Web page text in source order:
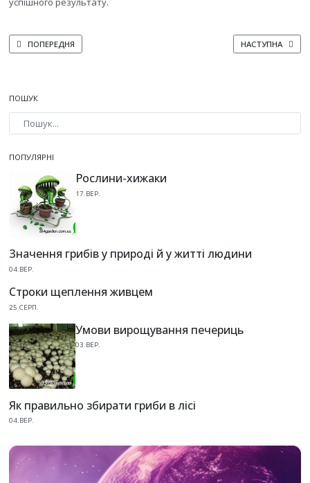
ПОПЕРЕДНЯ СТАТТЯ: ТЕХНОЛОГІЇ ВИРОЩУВАННЯ ЛОХИНИ В ТЕПЛИЦЯХ
ПОПЕРЕДНЯ НАСТУПНА
НАСТУПНА
ПОШУК
ПОПУЛЯРНІ
Рослини-хижаки
17.ВЕР.
Значення грибів у природі й у житті людини
04.ВЕР.
Строки щеплення живцем
25.СЕРП.
Умови вирощування печериць
03.ВЕР.
Як правильно збирати гриби в лісі
04.ВЕР.